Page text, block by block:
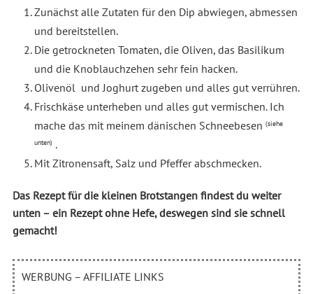
Zunächst alle Zutaten für den Dip abwiegen, abmessen
und bereitstellen.
Die getrockneten Tomaten, die Oliven, das Basilikum
und die Knoblauchzehen sehr fein hacken.
Olivenöl und Joghurt zugeben und alles gut verrühren.
Frischkäse unterheben und alles gut vermischen. Ich
mache das mit meinem dänischen Schneebesen (siehe
unten).
Mit Zitronensaft, Salz und Pfeffer abschmecken.
Das Rezept für die kleinen Brotstangen findest du weiter
unten – ein Rezept ohne Hefe, deswegen sind sie schnell
gemacht!
WERBUNG – AFFILIATE LINKS